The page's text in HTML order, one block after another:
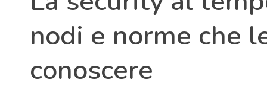
nodi e norme che
conoscere